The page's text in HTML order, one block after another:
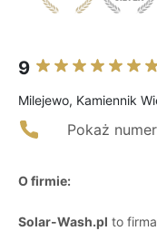
9
Milejewo, Kamiennik
Pokaż
O firmie:
Solar-Wash.pl to